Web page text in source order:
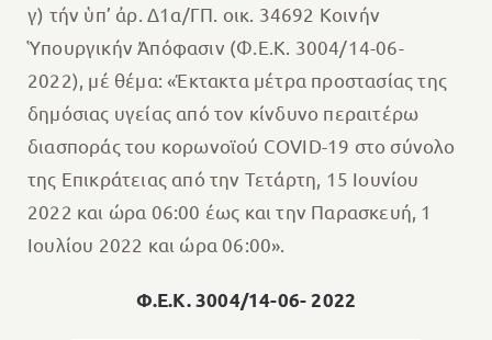
γ) τήν ὑπ’ ἀρ. Δ1α/ΓΠ. οικ. 34692 Κοινήν
Ὑπουργικήν Ἀπόφασιν (Φ.Ε.Κ. 3004/14-06-
2022), μέ θέμα: «Έκτακτα μέτρα προστασίας της
δημόσιας υγείας από τον κίνδυνο περαιτέρω
διασποράς του κορωνοϊού COVID-19 στο σύνολο
της Επικράτειας από την Τετάρτη, 15 Ιουνίου
2022 και ώρα 06:00 έως και την Παρασκευή, 1
Ιουλίου 2022 και ώρα 06:00».
Φ.Ε.Κ. 3004/14-06- 2022